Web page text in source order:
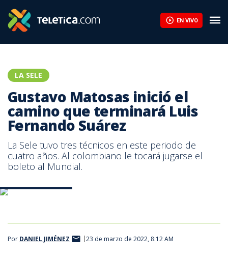
EN VIVO
LA SELE
Gustavo Matosas inició el
camino que terminará Luis
Fernando Suárez
La Sele tuvo tres técnicos en este periodo de
cuatro años. Al colombiano le tocará jugarse el
boleto al Mundial.
Por DANIEL JIMÉNEZ 23 de marzo de 2022, 8:12 AM